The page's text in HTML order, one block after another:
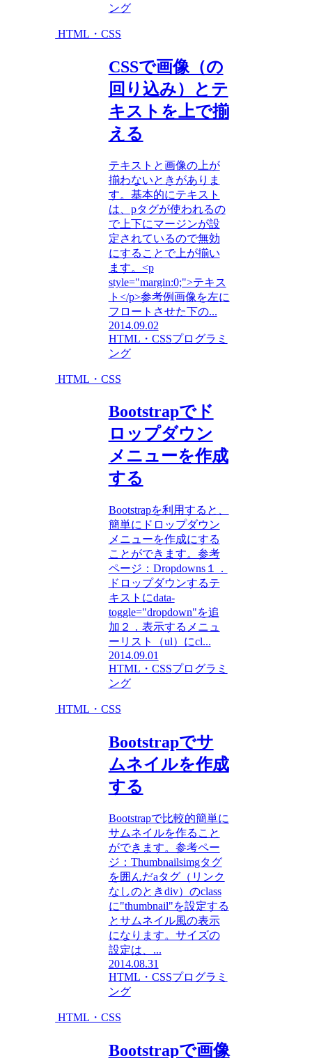
ング
HTML・CSS
CSSで画像（の
回り込み）とテ
キストを上で揃
える
テキストと画像の上が
揃わないときがありま
す。基本的にテキスト
は、pタグが使われるの
で上下にマージンが設
定されているので無効
にすることで上が揃い
ます。<p
style="margin:0;">テキス
ト</p>参考例画像を左に
フロートさせた下の...
2014.09.02
HTML・CSSプログラミ
ング
HTML・CSS
Bootstrapでド
ロップダウン
メニューを作成
する
Bootstrapを利用すると、
簡単にドロップダウン
メニューを作成にする
ことができます。参考
ページ：Dropdowns１．
ドロップダウンするテ
キストにdata-
toggle="dropdown"を追
加２．表示するメニュ
ーリスト（ul）にcl...
2014.09.01
HTML・CSSプログラミ
ング
HTML・CSS
Bootstrapでサ
ムネイルを作成
する
Bootstrapで比較的簡単に
サムネイルを作ること
ができます。参考ペー
ジ：Thumbnailsimgタグ
を囲んだaタグ（リンク
なしのときdiv）のclass
に"thumbnail"を設定する
とサムネイル風の表示
になります。サイズの
設定は、...
2014.08.31
HTML・CSSプログラミ
ング
HTML・CSS
Bootstrapで画像